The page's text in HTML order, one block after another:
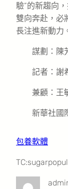
驗”的新趨向
雙向奔赴，必
長注進新動力
謀劃：陳
記者：謝
兼顧：王
新華社國
包養軟體